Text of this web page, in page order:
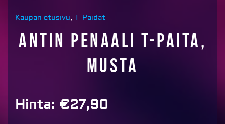
Kaupan etusivu, T-Paidat
Antin penaali T-paita,
musta
Hinta: €27,90